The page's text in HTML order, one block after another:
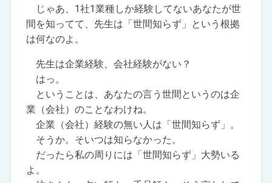
じゃあ、1社1業種しか経験してないあなたが世
間を知ってて、先生は「世間知らず」という根拠
は何なのよ。
先生は企業経験、会社経験がない？
はっ。
ということは、あなたの言う世間というのは企
業（会社）のことなわけね。
企業（会社）経験の無い人は「世間知らず」。
そうか。そいつは知らなかった。
だったら私の周りには「世間知らず」大勢いる
よ。